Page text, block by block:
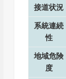
接道状況
系統連続
性
地域危険
度